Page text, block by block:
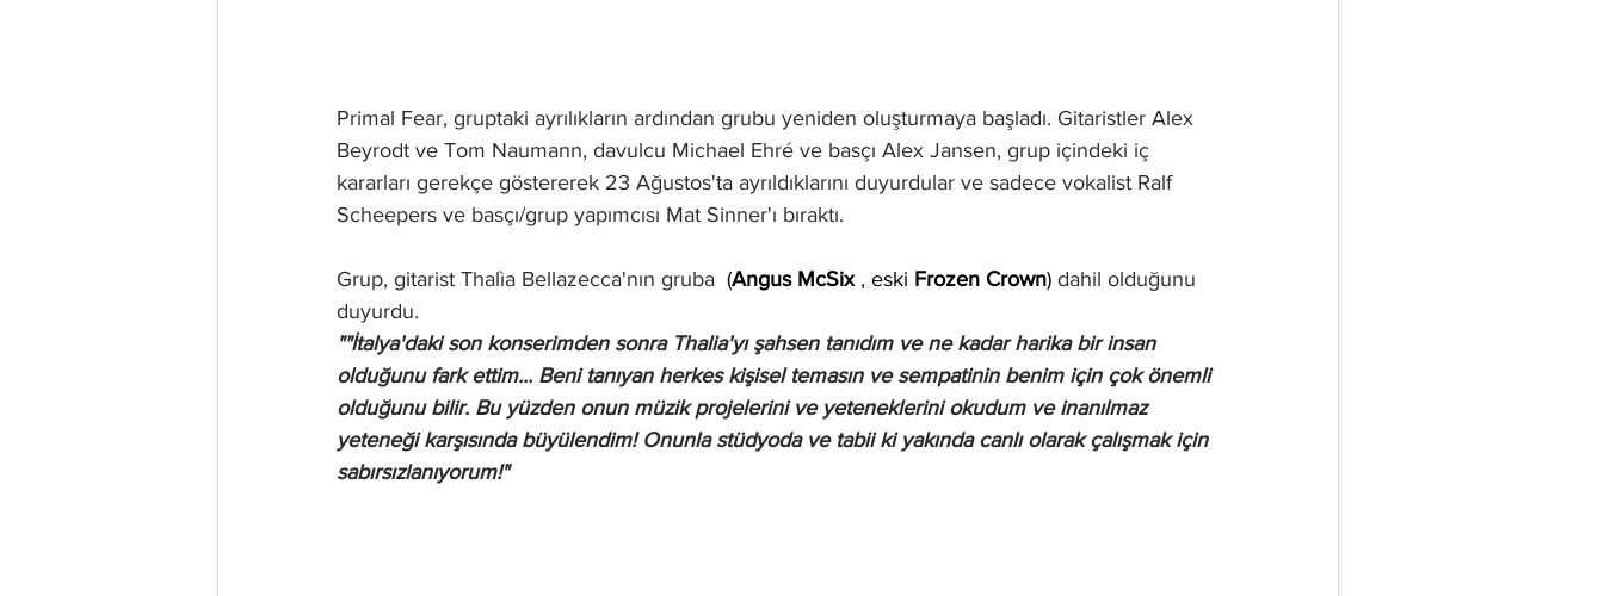
Primal Fear, gruptaki ayrılıkların ardından grubu yeniden oluşturmaya başladı. Gitaristler Alex
Beyrodt ve Tom Naumann, davulcu Michael Ehré ve basçı Alex Jansen, grup içindeki iç
kararları gerekçe göstererek 23 Ağustos'ta ayrıldıklarını duyurdular ve sadece vokalist Ralf
Scheepers ve basçı/grup yapımcısı Mat Sinner'ı bıraktı.
Grup, gitarist Thalìa Bellazecca'nın gruba (Angus McSix , eski Frozen Crown) dahil olduğunu
duyurdu.
""İtalya'daki son konserimden sonra Thalia'yı şahsen tanıdım ve ne kadar harika bir insan
olduğunu fark ettim... Beni tanıyan herkes kişisel temasın ve sempatinin benim için çok önemli
olduğunu bilir. Bu yüzden onun müzik projelerini ve yeteneklerini okudum ve inanılmaz
yeteneği karşısında büyülendim! Onunla stüdyoda ve tabii ki yakında canlı olarak çalışmak için
sabırsızlanıyorum!"